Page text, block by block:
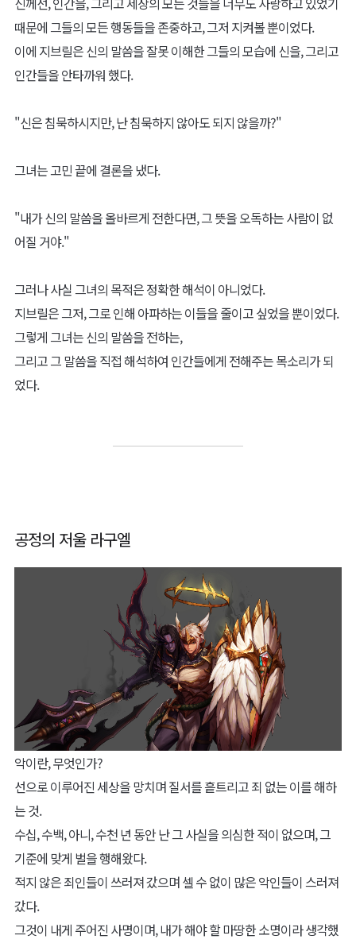
때문에 그들의 모든 행동들을 존중하고, 그저 지켜볼 뿐이었다.
이에 지브릴은 신의 말씀을 잘못 이해한 그들의 모습에 신을, 그리고
인간들을 안타까워 했다.
"신은 침묵하시지만, 난 침묵하지 않아도 되지 않을까?"
그녀는 고민 끝에 결론을 냈다.
"내가 신의 말씀을 올바르게 전한다면, 그 뜻을 오독하는 사람이 없
어질 거야."
그러나 사실 그녀의 목적은 정확한 해석이 아니었다.
지브릴은 그저, 그로 인해 아파하는 이들을 줄이고 싶었을 뿐이었다.
그렇게 그녀는 신의 말씀을 전하는,
그리고 그 말씀을 직접 해석하여 인간들에게 전해주는 목소리가 되
었다.
공정의 저울 라구엘
악이란, 무엇인가?
선으로 이루어진 세상을 망치며 질서를 흩트리고 죄 없는 이를 해하
는 것.
수십, 수백, 아니, 수천 년 동안 난 그 사실을 의심한 적이 없으며, 그
기준에 맞게 벌을 행해왔다.
적지 않은 죄인들이 쓰러져 갔으며 셀 수 없이 많은 악인들이 스러져
갔다.
그것이 내게 주어진 사명이며, 내가 해야 할 마땅한 소명이라 생각했